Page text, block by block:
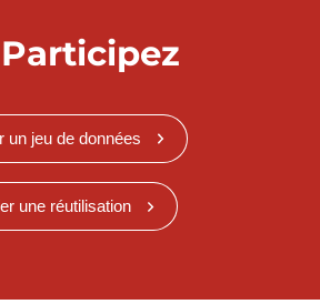
Participez
un jeu de données
une réutilisation